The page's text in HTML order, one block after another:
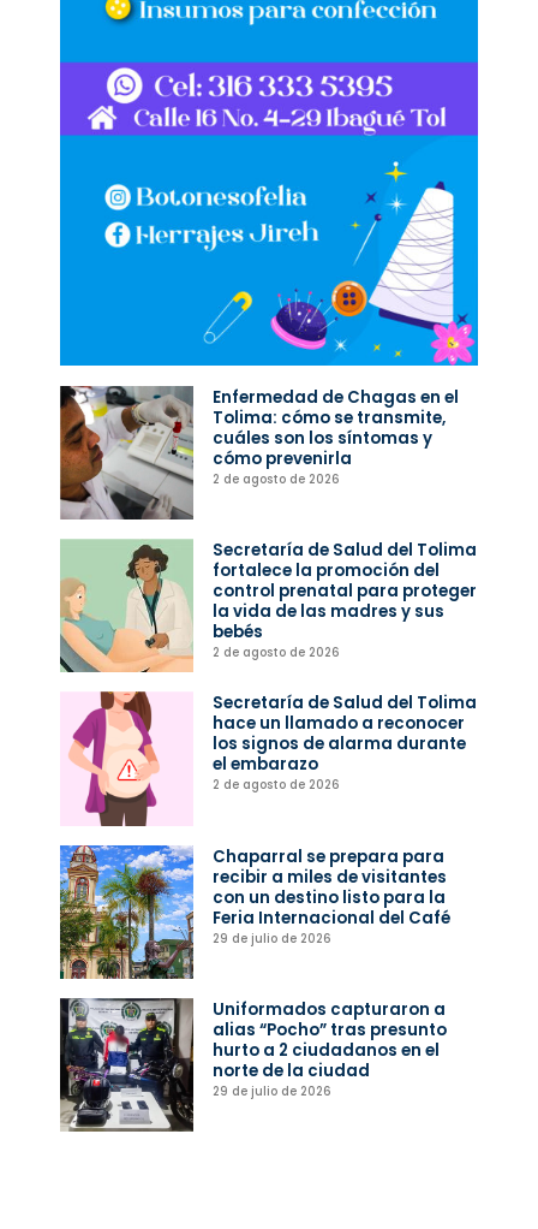
Enfermedad de Chagas en el
Tolima: cómo se transmite,
cuáles son los síntomas y
cómo prevenirla
2 de agosto de 2026
Secretaría de Salud del Tolima
fortalece la promoción del
control prenatal para proteger
la vida de las madres y sus
bebés
2 de agosto de 2026
Secretaría de Salud del Tolima
hace un llamado a reconocer
los signos de alarma durante
el embarazo
2 de agosto de 2026
Chaparral se prepara para
recibir a miles de visitantes
con un destino listo para la
Feria Internacional del Café
29 de julio de 2026
Uniformados capturaron a
alias “Pocho” tras presunto
hurto a 2 ciudadanos en el
norte de la ciudad
29 de julio de 2026